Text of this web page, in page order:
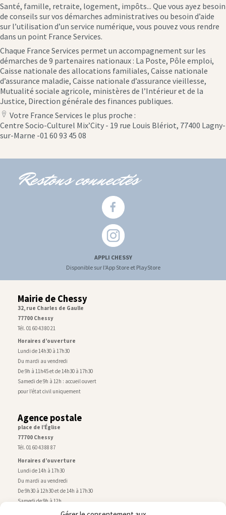
Santé, famille, retraite, logement, impôts... Que vous ayez besoin
de conseils sur vos démarches administratives ou besoin d’aide
sur l’utilisation d’un service numérique, vous pouvez vous rendre
dans un point France Services.
Chaque France Services permet un accompagnement sur les
démarches de 9 partenaires nationaux : La Poste, Pôle emploi,
Caisse nationale des allocations familiales, Caisse nationale
d’assurance maladie, Caisse nationale d’assurance vieillesse,
Mutualité sociale agricole, ministères de l’Intérieur et de la
Justice, Direction générale des finances publiques.
location
icon
Votre France Services le plus proche :
Centre Socio-Culturel Mix’City - 19 rue Louis Blériot, 77400 Lagny-
sur-Marne -01 60 93 45 08
Restons connectés
APPLI CHESSY
Disponible sur l'App Store et PlayStore
Mairie de Chessy
32, rue Charles de Gaulle
77700 Chessy
Tél. 01 60 43 80 21
Horaires d’ouverture
Lundi de 14h30 à 17h30
Du mardi au vendredi
De 9h à 11h45 et de 14h30 à 17h30
Samedi de 9h à 12h : accueil ouvert
pour l’état civil uniquement
Agence postale
place de l’Église
77700 Chessy
Tél. 01 60 43 88 87
Horaires d’ouverture
Lundi de 14h à 17h30
Du mardi au vendredi
De 9h30 à 12h30 et de 14h à 17h30
Samedi de 9h à 12h